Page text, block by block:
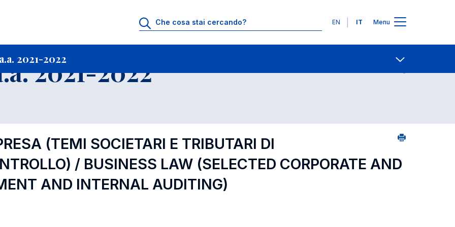
Lingue
EN IT Menu
2021-2022
Programmi Insegnamenti impartiti a.a. 2021-2022
2021-2022
(TEMI SOCIETARI E TRIBUTARI DI
/ BUSINESS LAW (SELECTED CORPORATE AND
AND INTERNAL AUDITING)